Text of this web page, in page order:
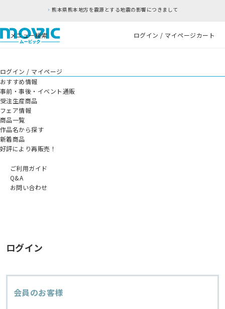
熊本県熊本地方を震源とする地震の影響につきまして
メニュー検索 ログイン / マイページカート
ログイン / マイページ
おすすめ情報
事前・事後・イベント通販
受注生産商品
フェア情報
商品一覧
作品名から探す
新着商品
好評により再販売！
ご利用ガイド
Q&A
お問い合わせ
ログイン
会員のお客様